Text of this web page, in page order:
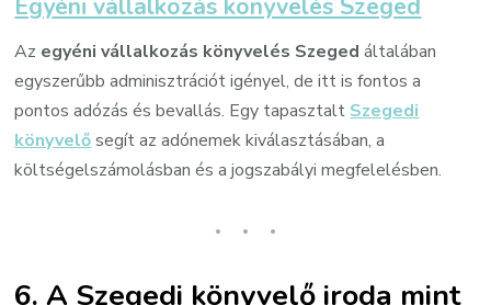
Egyéni vállalkozás könyvelés Szeged
Az egyéni vállalkozás könyvelés Szeged általában
egyszerűbb adminisztrációt igényel, de itt is fontos a
pontos adózás és bevallás. Egy tapasztalt Szegedi
könyvelősegít az adónemek kiválasztásában, a
költségelszámolásban és a jogszabályi megfelelésben.
6. A Szegedi könyvelő iroda mint